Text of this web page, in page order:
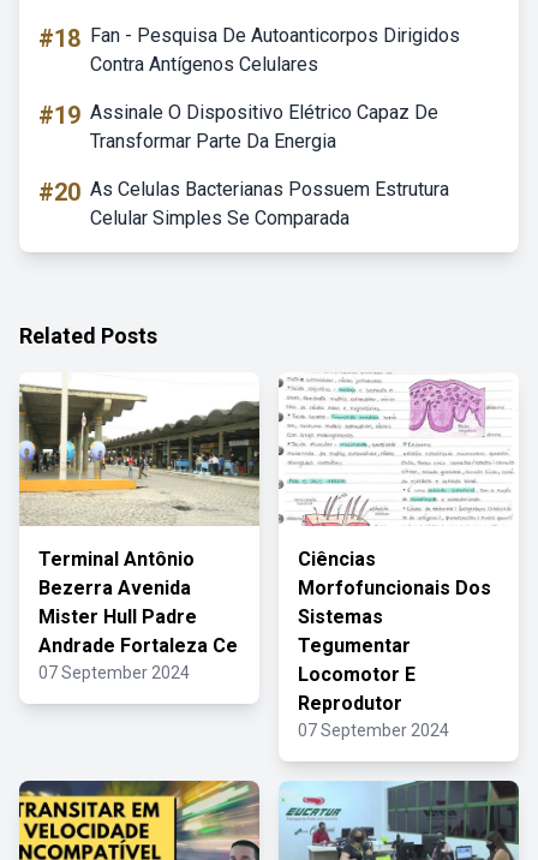
#18 Fan - Pesquisa De Autoanticorpos Dirigidos
Contra Antígenos Celulares
#19 Assinale O Dispositivo Elétrico Capaz De
Transformar Parte Da Energia
#20 As Celulas Bacterianas Possuem Estrutura
Celular Simples Se Comparada
Related Posts
Terminal Antônio
Bezerra Avenida
Mister Hull Padre
Andrade Fortaleza Ce
07 September 2024
Ciências
Morfofuncionais Dos
Sistemas
Tegumentar
Locomotor E
Reprodutor
07 September 2024